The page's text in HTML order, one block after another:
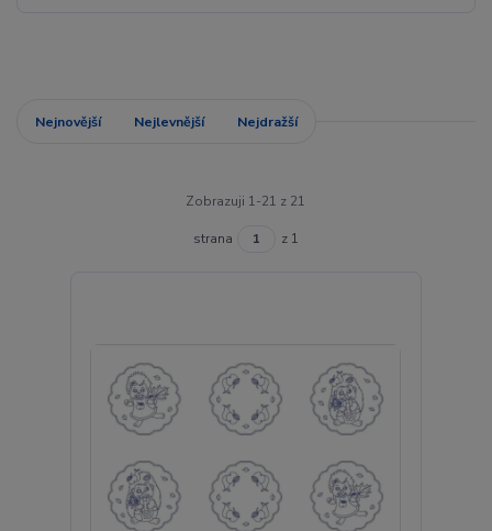
Nejnovější Nejlevnější Nejdražší
Zobrazuji 1-21 z 21
strana z 1